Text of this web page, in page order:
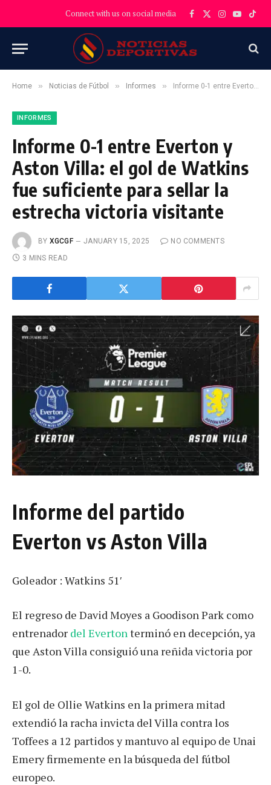
Connect with us on social media Facebook
X
Instagram
YouTube
Home » Noticias de Fútbol » Informes » Informe 0-1 entre Everton y Aston Villa: el gol de Watkins fue suficiente para sellar la estrecha victoria visitante
INFORMES
Informe 0-1 entre Everton y
Aston Villa: el gol de Watkins
fue suficiente para sellar la
estrecha victoria visitante
BY XGCGF JANUARY 15, 2025
NO COMMENTS
3 MINS READ
Informe del partido
Everton vs Aston Villa
Goleador : Watkins 51′
El regreso de David Moyes a Goodison Park como
entrenador del Evertonterminó en decepción, ya
que Aston Villa consiguió una reñida victoria por
1-0.
El gol de Ollie Watkins en la primera mitad
extendió la racha invicta del Villa contra los
Toffees a 12 partidos y mantuvo al equipo de Unai
Emery firmemente en la búsqueda del fútbol
europeo.